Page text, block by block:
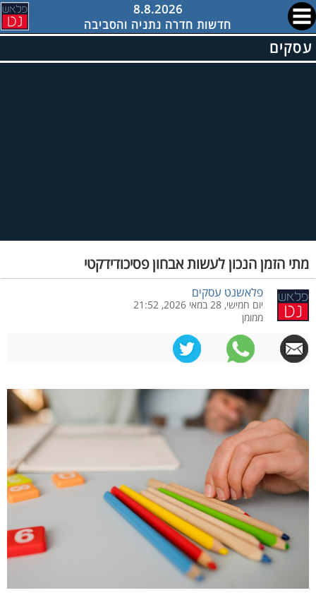
8.8.2026
חדשות חדרה נתניה והסביבה
עסקים
מתי הזמן הנכון לעשות אבחון פסיכודידקטי
פלאשנט עסקים
יום חמישי, 28 במאי 2026, 21:52
ממומן